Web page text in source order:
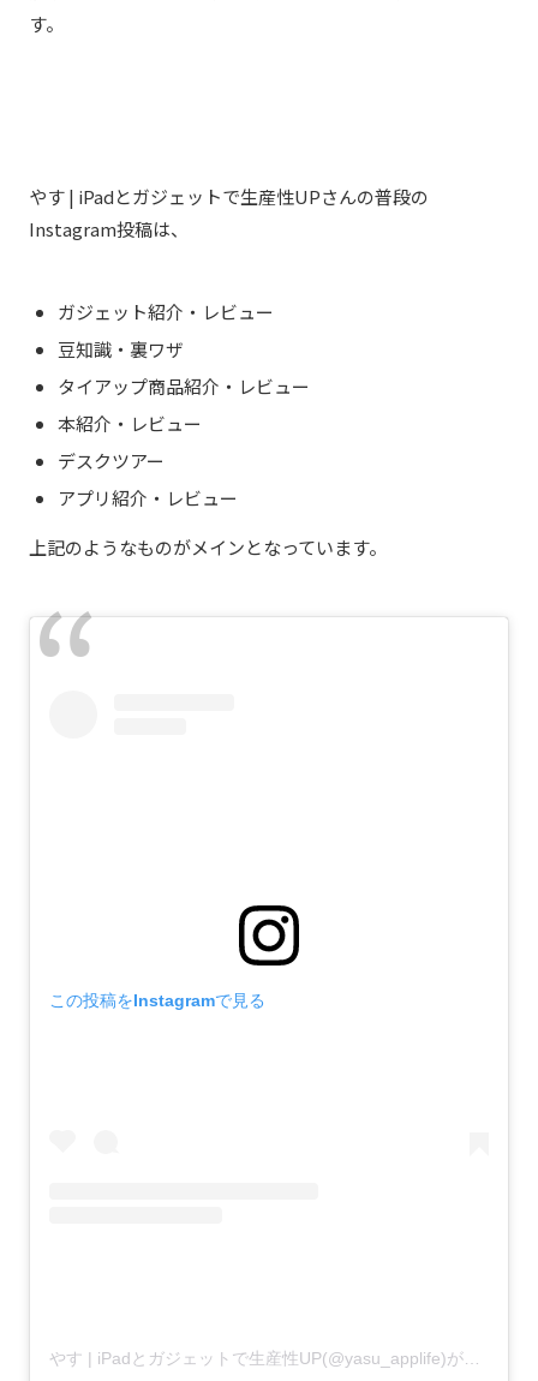
す。
やす | iPadとガジェットで生産性UPさんの普段の
Instagram投稿は、
ガジェット紹介・レビュー
豆知識・裏ワザ
タイアップ商品紹介・レビュー
本紹介・レビュー
デスクツアー
アプリ紹介・レビュー
上記のようなものがメインとなっています。
この投稿をInstagramで見る
やす | iPadとガジェットで生産性UP(@yasu_applife)がシェアした投稿